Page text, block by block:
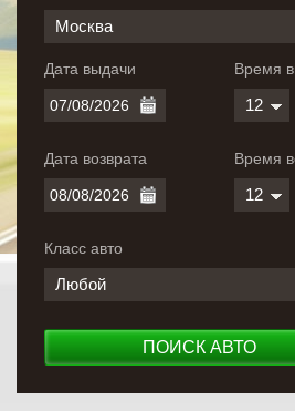
Москва
Дата выдачи
Дата возврата
Время
12
Время
12
Класс авто
Любой
ПОИСК АВТО